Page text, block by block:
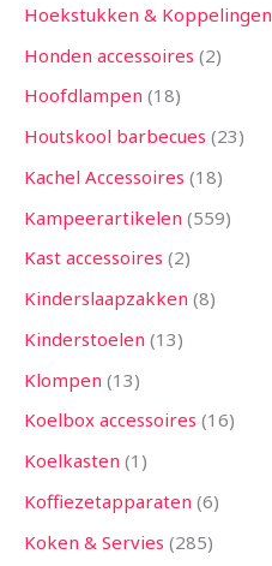
Hoekstukken & Koppelingen
Honden accessoires 2
Hoofdlampen 18
Houtskool barbecues 23
Kachel Accessoires 18
Kampeerartikelen 559
Kast accessoires 2
Kinderslaapzakken 8
Kinderstoelen 13
Klompen 13
Koelbox accessoires 16
Koelkasten 1
Koffiezetapparaten 6
Koken & Servies 285